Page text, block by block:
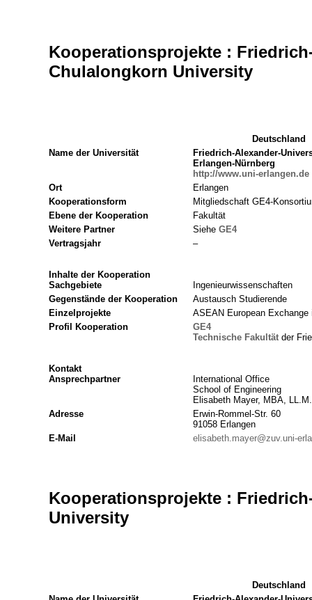
Kooperationsprojekte :
Chulalongkorn University
Deutschland
Name der Universität
Friedrich-Alexander-
Erlangen-Nürnberg
http://www.uni-erlangen.de
Ort
Erlangen
Kooperationsform
Mitgliedschaft GE4-
Ebene der Kooperation
Fakultät
Weitere Partner
Siehe GE4
Vertragsjahr
–
Inhalte der Kooperation
Sachgebiete
Ingenieurwissenschaften
Gegenstände der Kooperation
Austausch Studierende
Einzelprojekte
ASEAN European Exchange
Profil Kooperation
GE4
Technische Fakultätder
Kontakt
Ansprechpartner
International Office
School of Engineering
Elisabeth Mayer, MBA, LL.M.
Adresse
Erwin-Rommel-Str. 60
91058 Erlangen
E-Mail
elisabeth.mayer@zuv.uni-
Kooperationsprojekte :
University
Deutschland